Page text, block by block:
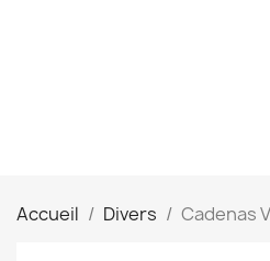
Accueil Divers Cadenas